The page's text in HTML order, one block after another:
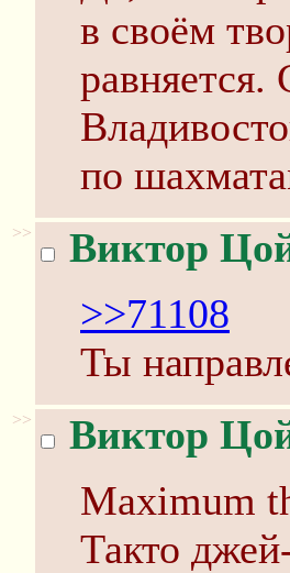
в своём
по
>> Виктор
>>71108
Ты
>> Виктор
Maximum
Такто